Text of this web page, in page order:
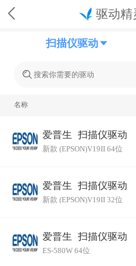
驱动精
扫描仪驱动
名称
爱普生 扫描仪驱动
新款 (EPSON)V19II 64位
爱普生 扫描仪驱动
新款 (EPSON)V19II 32位
爱普生 扫描仪驱动
ES-580W 64位